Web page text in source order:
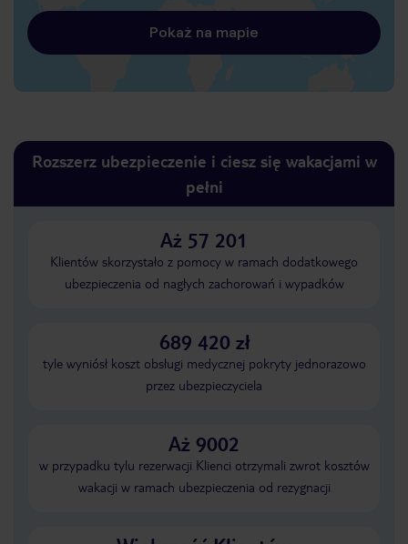
Pokaż na mapie
Rozszerz ubezpieczenie i ciesz się wakacjami w
pełni
Aż 57 201
Klientów skorzystało z pomocy w ramach dodatkowego
ubezpieczenia od nagłych zachorowań i wypadków
689 420 zł
tyle wyniósł koszt obsługi medycznej pokryty jednorazowo
przez ubezpieczyciela
Aż 9002
w przypadku tylu rezerwacji Klienci otrzymali zwrot kosztów
wakacji w ramach ubezpieczenia od rezygnacji